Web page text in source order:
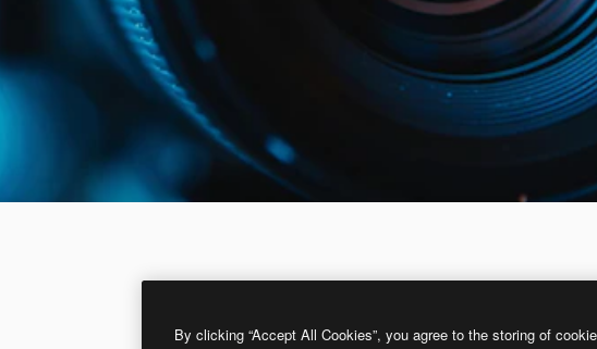
By clicking “Accept All Cookies”, you agree to the storing of